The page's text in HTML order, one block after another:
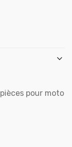
pour moto